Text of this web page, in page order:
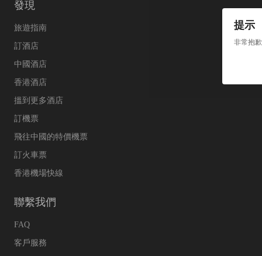
提示
非常抱
發現
旅遊指南
訂酒店
中國酒店
香港酒店
搵到更多酒店
訂機票
飛往中國的特價機票
訂火車票
香港機場快線
聯繫我們
FAQ
客戶服務